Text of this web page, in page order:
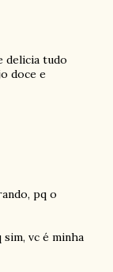
delicia tudo
doce e
pq o
sim, vc é minha